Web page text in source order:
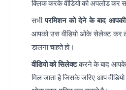
क्लिक करके वीडियो को अपलोड कर
सभीपरमिशन को देने के बाद
आपको उस वीडियो ओके सेलेक्ट कर
डालना चाहते हो।
वीडियो को सिलेक्टकरने के बाद आपके
मिल जाता है जिसके जरिए आप